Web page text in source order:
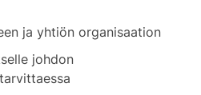
ja yhtiön organisaation
johdon